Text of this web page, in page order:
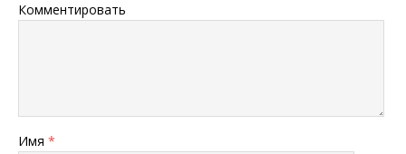
Комментировать
Имя *